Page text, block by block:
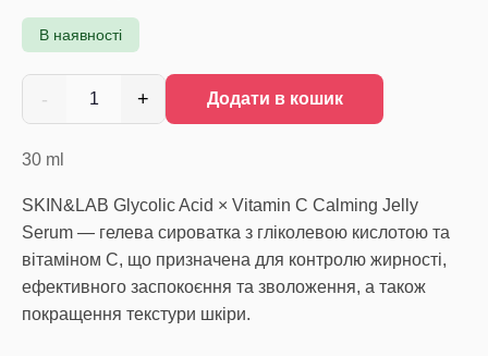
В наявності
- 1 + Додати в кошик
30 ml
SKIN&LAB Glycolic Acid × Vitamin C Calming Jelly
Serum — гелева сироватка з гліколевою кислотою та
вітаміном C, що призначена для контролю жирності,
ефективного заспокоєння та зволоження, а також
покращення текстури шкіри.